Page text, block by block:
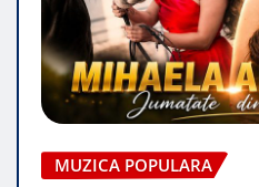
MUZICA POPULARA